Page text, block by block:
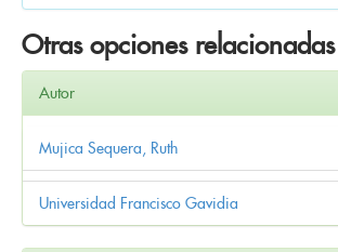
Otras opciones relacionadas
Autor
Mujica Sequera, Ruth
Universidad Francisco Gavidia